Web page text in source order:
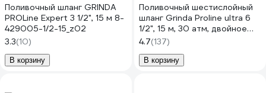
Поливочный шланг GRINDA
PROLine Expert 3 1/2", 15 м 8-
429005-1/2-15_z02
3.3(10)
В корзину
Поливочный шестислойный
шланг Grinda Proline ultra 6
1/2", 15 м, 30 атм, двойное
армирование 429009-1/2-15
4.7(137)
В корзину